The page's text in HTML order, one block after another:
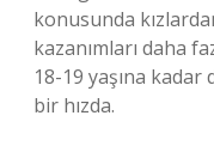
konusunda
kazanımları daha
18-19 yaşına kadar
bir hızda.